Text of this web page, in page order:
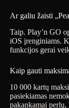
Ar galiu žaisti
Taip. Play’n GO
iOS įrenginiams.
funkcijos gerai
Kaip gauti
10 000 kartų
pasiekiamas
pakankamai